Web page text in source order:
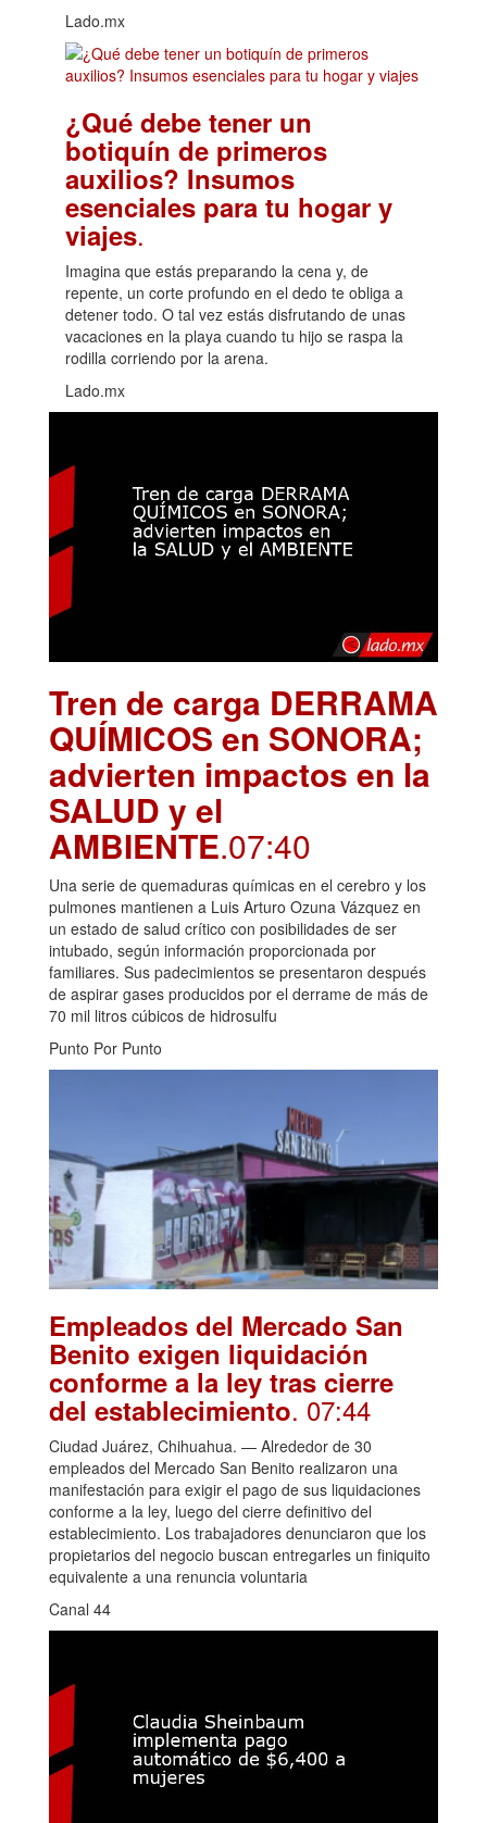
Lado.mx
¿Qué debe tener un
botiquín de primeros
auxilios? Insumos
esenciales para tu hogar y
viajes.
Imagina que estás preparando la cena y, de
repente, un corte profundo en el dedo te obliga a
detener todo. O tal vez estás disfrutando de unas
vacaciones en la playa cuando tu hijo se raspa la
rodilla corriendo por la arena.
Lado.mx
Tren de carga DERRAMA
QUÍMICOS en SONORA;
advierten impactos en la
SALUD y el
AMBIENTE.07:40
Una serie de quemaduras químicas en el cerebro y los
pulmones mantienen a Luis Arturo Ozuna Vázquez en
un estado de salud crítico con posibilidades de ser
intubado, según información proporcionada por
familiares. Sus padecimientos se presentaron después
de aspirar gases producidos por el derrame de más de
70 mil litros cúbicos de hidrosulfu
Punto Por Punto
Empleados del Mercado San
Benito exigen liquidación
conforme a la ley tras cierre
del establecimiento. 07:44
Ciudad Juárez, Chihuahua. — Alrededor de 30
empleados del Mercado San Benito realizaron una
manifestación para exigir el pago de sus liquidaciones
conforme a la ley, luego del cierre definitivo del
establecimiento. Los trabajadores denunciaron que los
propietarios del negocio buscan entregarles un finiquito
equivalente a una renuncia voluntaria
Canal 44